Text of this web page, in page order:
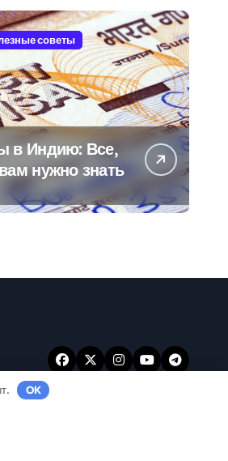
советы
в Индию: Все,
нужно знать
OK